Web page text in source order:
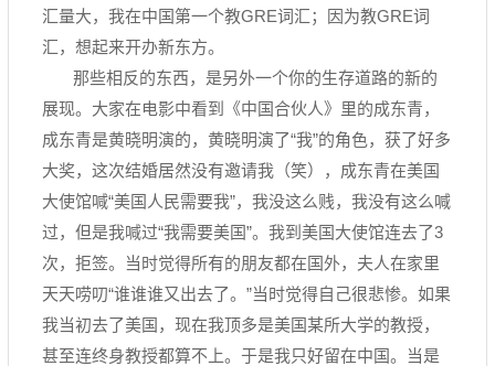
汇量大，我在中国第一个教GRE词汇；因为教GRE词
汇，想起来开办新东方。
那些相反的东西，是另外一个你的生存道路的新的
展现。大家在电影中看到《中国合伙人》里的成东青，
成东青是黄晓明演的，黄晓明演了“我”的角色，获了好多
大奖，这次结婚居然没有邀请我（笑），成东青在美国
大使馆喊“美国人民需要我”，我没这么贱，我没有这么喊
过，但是我喊过“我需要美国”。我到美国大使馆连去了3
次，拒签。当时觉得所有的朋友都在国外，夫人在家里
天天唠叨“谁谁谁又出去了。”当时觉得自己很悲惨。如果
我当初去了美国，现在我顶多是美国某所大学的教授，
甚至连终身教授都算不上。于是我只好留在中国。当是